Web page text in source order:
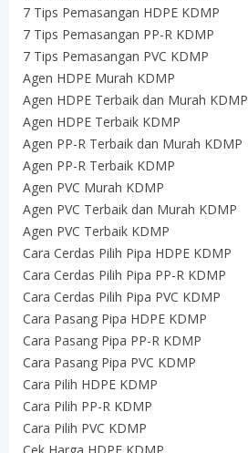
7 Tips Pemasangan HDPE KDMP
7 Tips Pemasangan PP-R KDMP
7 Tips Pemasangan PVC KDMP
Agen HDPE Murah KDMP
Agen HDPE Terbaik dan Murah KDMP
Agen HDPE Terbaik KDMP
Agen PP-R Terbaik dan Murah KDMP
Agen PP-R Terbaik KDMP
Agen PVC Murah KDMP
Agen PVC Terbaik dan Murah KDMP
Agen PVC Terbaik KDMP
Cara Cerdas Pilih Pipa HDPE KDMP
Cara Cerdas Pilih Pipa PP-R KDMP
Cara Cerdas Pilih Pipa PVC KDMP
Cara Pasang Pipa HDPE KDMP
Cara Pasang Pipa PP-R KDMP
Cara Pasang Pipa PVC KDMP
Cara Pilih HDPE KDMP
Cara Pilih PP-R KDMP
Cara Pilih PVC KDMP